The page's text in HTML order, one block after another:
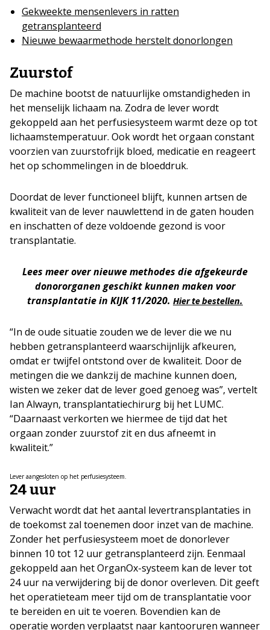
Gekweekte mensenlevers in ratten
getransplanteerd
Nieuwe bewaarmethode herstelt donorlongen
Zuurstof
De machine bootst de natuurlijke omstandigheden in
het menselijk lichaam na. Zodra de lever wordt
gekoppeld aan het perfusiesysteem warmt deze op tot
lichaamstemperatuur. Ook wordt het orgaan constant
voorzien van zuurstofrijk bloed, medicatie en reageert
het op schommelingen in de bloeddruk.
Doordat de lever functioneel blijft, kunnen artsen de
kwaliteit van de lever nauwlettend in de gaten houden
en inschatten of deze voldoende gezond is voor
transplantatie.
Lees meer over nieuwe methodes die afgekeurde
donororganen geschikt kunnen maken voor
transplantatie in KIJK 11/2020. Hier te bestellen.
“In de oude situatie zouden we de lever die we nu
hebben getransplanteerd waarschijnlijk afkeuren,
omdat er twijfel ontstond over de kwaliteit. Door de
metingen die we dankzij de machine kunnen doen,
wisten we zeker dat de lever goed genoeg was”, vertelt
Ian Alwayn, transplantatiechirurg bij het LUMC.
“Daarnaast verkorten we hiermee de tijd dat het
orgaan zonder zuurstof zit en dus afneemt in
kwaliteit.”
Lever aangesloten op het perfusiesysteem.
24 uur
Verwacht wordt dat het aantal levertransplantaties in
de toekomst zal toenemen door inzet van de machine.
Zonder het perfusiesysteem moet de donorlever
binnen 10 tot 12 uur getransplanteerd zijn. Eenmaal
gekoppeld aan het OrganOx-systeem kan de lever tot
24 uur na verwijdering bij de donor overleven. Dit geeft
het operatieteam meer tijd om de transplantatie voor
te bereiden en uit te voeren. Bovendien kan de
operatie worden verplaatst naar kantooruren wanneer